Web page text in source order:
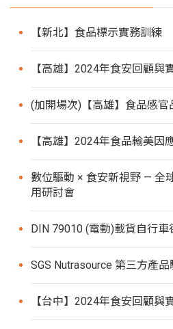
【新北】食品標示實務訓練
【高雄】2024年食安回顧與
(加開場次)【高雄】食品感官
【高雄】2024年食品輸美因
數位驅動 × 食安新視野 — 全
用研討會
DIN 79010 (電動)載貨自行
SGS Nutrasource 第三方產
【台中】2024年食安回顧與